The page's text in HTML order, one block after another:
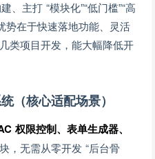
、主打 “模块化”“低门槛”“高
势在于快速落地功能、灵活
类项目开发，能大幅降低开
（核心适配场景）
权限控制、表单生成器、
，无需从零开发 “后台骨